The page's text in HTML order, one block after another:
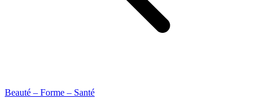
Beauté – Forme – Santé